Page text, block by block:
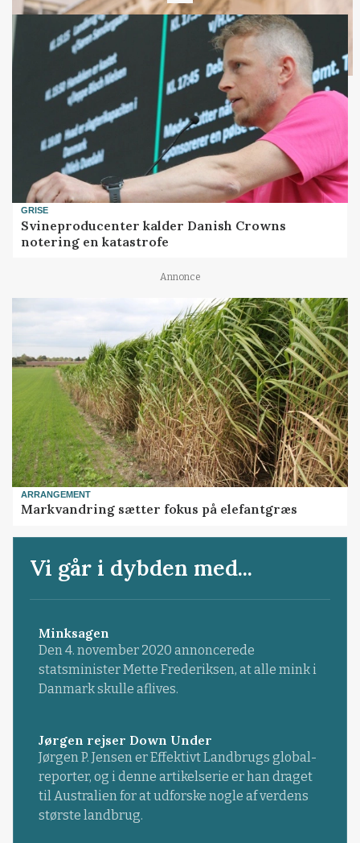
GRISE
Svineproducenter kalder Danish Crowns
notering en katastrofe
Annonce
ARRANGEMENT
Markvandring sætter fokus på elefantgræs
Vi går i dybden med...
Minksagen
Den 4. november 2020 annoncerede
statsminister Mette Frederiksen, at alle mink i
Danmark skulle aflives.
Jørgen rejser Down Under
Jørgen P. Jensen er Effektivt Landbrugs global-
reporter, og i denne artikelserie er han draget
til Australien for at udforske nogle af verdens
største landbrug.